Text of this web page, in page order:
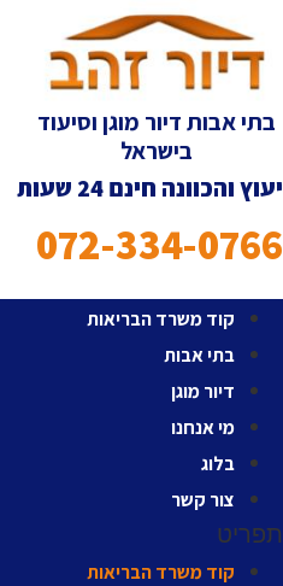
לתוכן
בתי אבות דיור מוגן וסיעוד
בישראל
יעוץ והכוונה חינם 24 שעות
072-334-0766
קוד משרד הבריאות
בתי אבות
דיור מוגן
מי אנחנו
בלוג
צור קשר
תפריט
קוד משרד הבריאות